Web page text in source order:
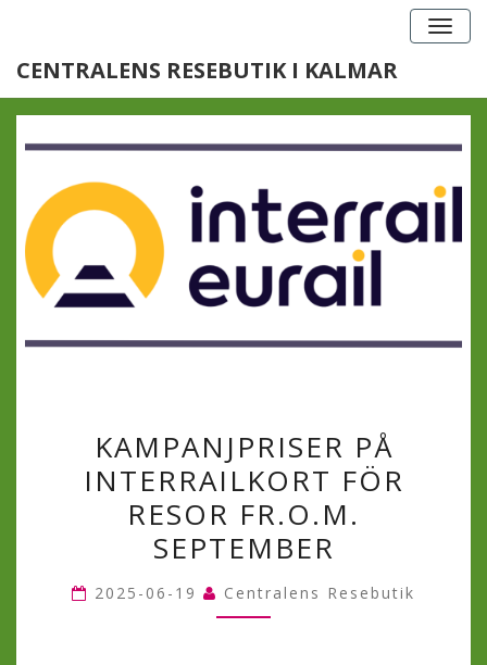
CENTRALENS RESEBUTIK I KALMAR
PÅ
INTERRAILKORT
FÖR
RESOR
SEPTEMBER
KAMPANJPRISER PÅ
INTERRAILKORT FÖR
RESOR FR.O.M.
SEPTEMBER
2025-06-19 Centralens Resebutik